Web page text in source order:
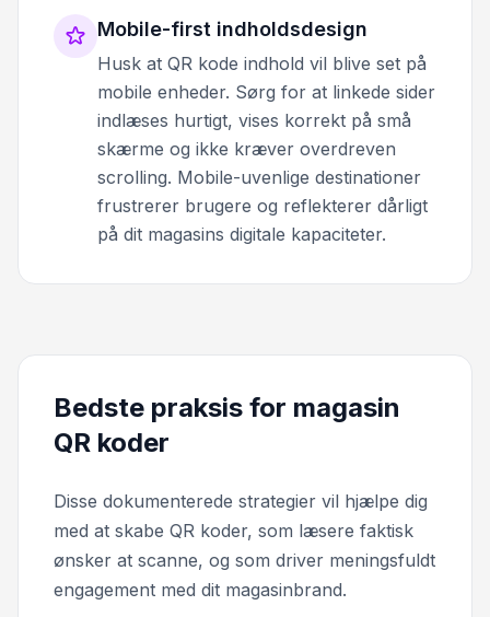
Mobile-first indholdsdesign
Husk at QR kode indhold vil blive set på
mobile enheder. Sørg for at linkede sider
indlæses hurtigt, vises korrekt på små
skærme og ikke kræver overdreven
scrolling. Mobile-uvenlige destinationer
frustrerer brugere og reflekterer dårligt
på dit magasins digitale kapaciteter.
Bedste praksis for magasin
QR koder
Disse dokumenterede strategier vil hjælpe dig
med at skabe QR koder, som læsere faktisk
ønsker at scanne, og som driver meningsfuldt
engagement med dit magasinbrand.